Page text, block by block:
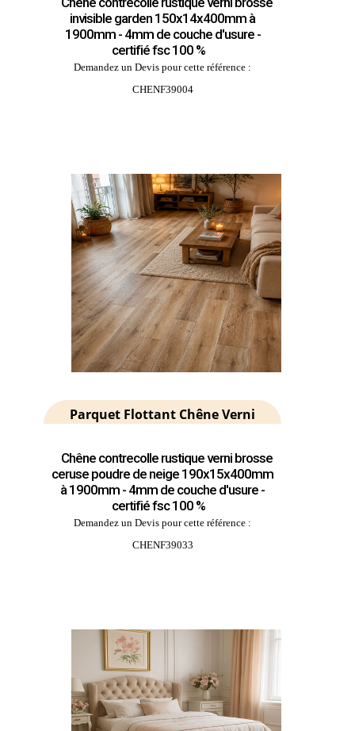
invisible garden 150x14x400mm à
1900mm - 4mm de couche d'usure -
certifié fsc 100 %
Demandez un Devis pour cette référence :
CHENF39004
Parquet Flottant Chêne Verni
Chêne contrecolle rustique verni brosse
ceruse poudre de neige 190x15x400mm
à 1900mm - 4mm de couche d'usure -
certifié fsc 100 %
Demandez un Devis pour cette référence :
CHENF39033